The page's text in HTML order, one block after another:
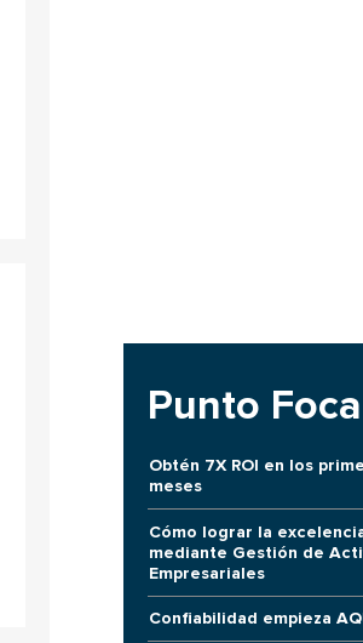
Punto
Obtén 7X ROI en los
meses
Cómo lograr la
mediante Gestión de
Empresariales
Confiabilidad empieza